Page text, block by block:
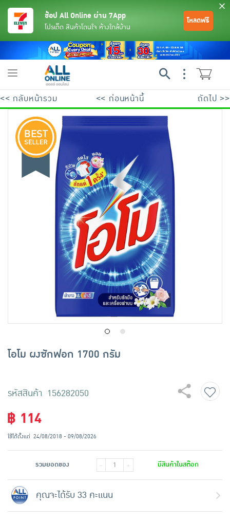
เครื่องดื่มและผงชงดื่ม
เครื่องปรุงรสและของแห้ง
ขนมขบเคี้ยว และช็อคโกแลต
อาหารสด ผัก ผลไม้และเบเกอรี่
ช้อป All Online ผ่าน 7App
โปรเด็ด สินค้าโดนใจ ห้างใกล้บ้าน
โหลดฟรี
Toggle
<< กลับหน้ารวม << ก่อนหน้านี้ ถัดไป >>
โอโม ผงซักฟอก 1700 กรัม
รหัสสินค้า 156282050
฿ 114
ใช้ได้ตั้งแต่ 24/08/2018 - 09/08/2026
รวมยอดของ - + มีสินค้าในสต๊อก
คุณจะได้รับ 33 คะแนน